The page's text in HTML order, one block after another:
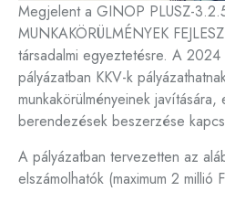
Megjelent a GINOP PLUSZ-
MUNKAKÖRÜLMÉNYEK
társadalmi egyeztetésre. A
pályázatban KKV-k
munkakörülményeinek
berendezések beszerzése
A pályázatban tervezetten az
elszámolhatók (maximum 2